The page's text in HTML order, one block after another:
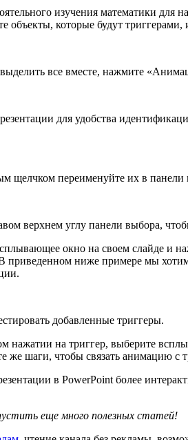
изучения математики для
объекты, которые будут
все вместе, нажмите
для удобства
щелчком переименуйте их в панели
верхнем углу панели выбора,
окно на своем слайде и
приведенном ниже примере мы
добавленные триггеры.
нажатии на триггер, выберите
шаги, чтобы связать анимацию с
в PowerPoint более
еще много полезных статей!